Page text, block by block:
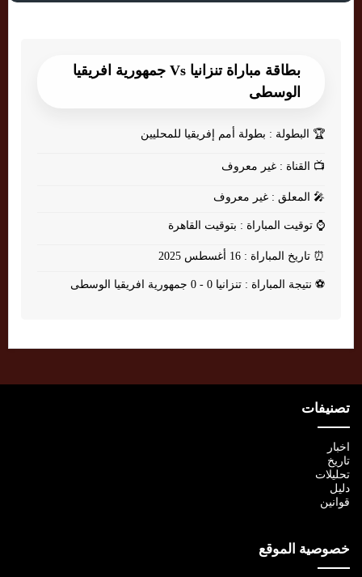
بطاقة مباراة تنزانيا Vs جمهورية افريقيا
الوسطى
🏆 البطولة : بطولة أمم إفريقيا للمحليين
📺 القناة : غير معروف
🎤 المعلق : غير معروف
⌚ توقيت المباراة : بتوقيت القاهرة
⏰ تاريخ المباراة : 16 أغسطس 2025
⚽ نتيجة المباراة : تنزانيا 0 - 0 جمهورية افريقيا الوسطى
تصنيفات
اخبار
تاريخ
تحليلات
دليل
قوانين
خصوصية الموقع